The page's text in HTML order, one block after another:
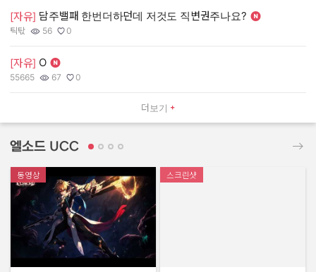
더보기
[자유] 담주밸패 한번더하던데 저것도 직변권주나요?
작성자:
틱탃
조회수:
56
추천수:
0
[자유] O
작성자:
55665
조회수:
67
추천수:
0
엘소드 UCC
동영상 스크린샷